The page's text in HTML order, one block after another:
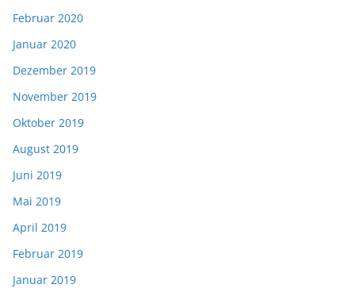
Februar 2020
Januar 2020
Dezember 2019
November 2019
Oktober 2019
August 2019
Juni 2019
Mai 2019
April 2019
Februar 2019
Januar 2019